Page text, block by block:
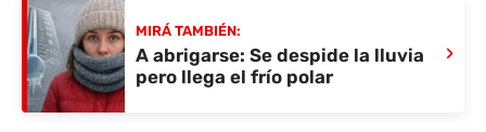
MIRÁ TAMBIÉN:
A abrigarse: Se despide la lluvia
pero llega el frío polar
›